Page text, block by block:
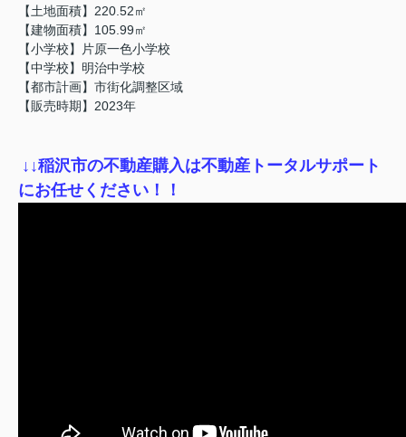
【土地面積】220.52㎡
【建物面積】105.99㎡
【小学校】片原一色小学校
【中学校】明治中学校
【都市計画】市街化調整区域
【販売時期】2023年
↓ ↓稲沢市の不動産購入は不動産トータルサポート
にお任せください！！